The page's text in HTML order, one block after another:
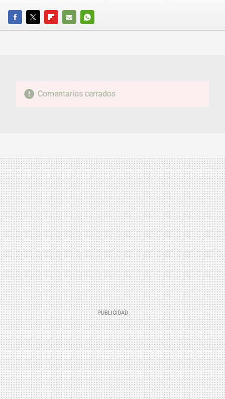
FACEBOOKTWITTERFLIPBOARD
E-
WHATSAPP
Comentarios cerrados